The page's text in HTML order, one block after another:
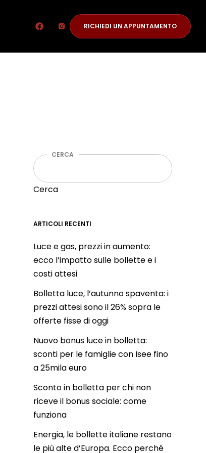
RICHIEDI UN APPUNTAMENTO
CERCA
Cerca
ARTICOLI RECENTI
Luce e gas, prezzi in aumento:
ecco l’impatto sulle bollette e i
costi attesi
Bolletta luce, l’autunno spaventa: i
prezzi attesi sono il 26% sopra le
offerte fisse di oggi
Nuovo bonus luce in bolletta:
sconti per le famiglie con Isee fino
a 25mila euro
Sconto in bolletta per chi non
riceve il bonus sociale: come
funziona
Energia, le bollette italiane restano
le più alte d’Europa. Ecco perché